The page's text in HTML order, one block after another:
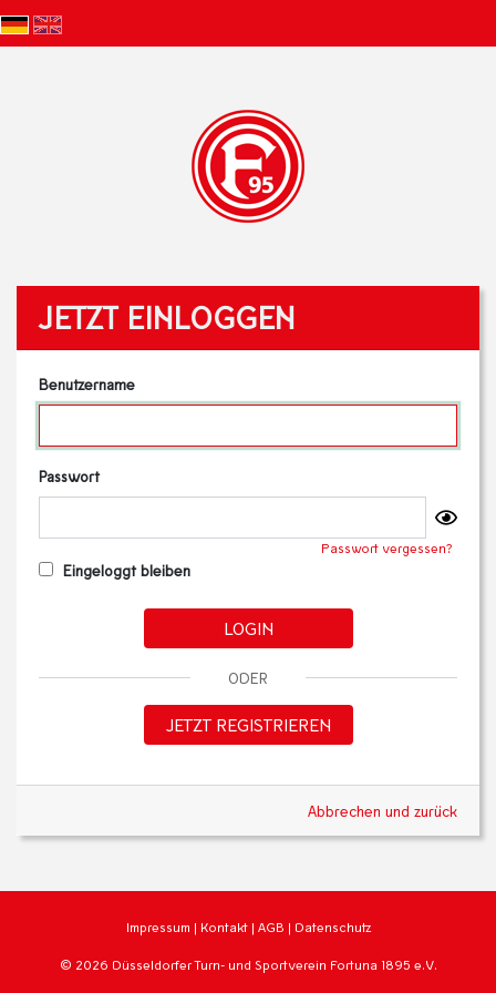
JETZT EINLOGGEN
Benutzername
Passwort
Passwort vergessen?
Eingeloggt bleiben
LOGIN
ODER
JETZT REGISTRIEREN
Abbrechen und zurück
Impressum | Kontakt | AGB | Datenschutz
© 2026 Düsseldorfer Turn- und Sportverein Fortuna 1895 e.V.